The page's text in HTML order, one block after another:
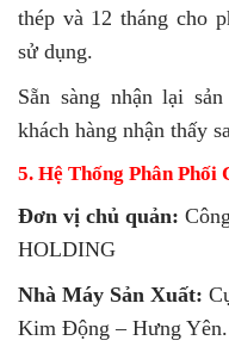
thép và 12 tháng cho
sử dụng.
Sẵn sàng nhận lại
khách hàng nhận thấy
5. Hệ Thống Phân Phối
Đơn vị chủ quản:
HOLDING
Nhà Máy Sản Xuất:
Kim Động – Hưng Yên.